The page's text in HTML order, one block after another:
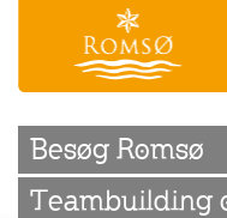
Besøg Romsø
Teambuilding